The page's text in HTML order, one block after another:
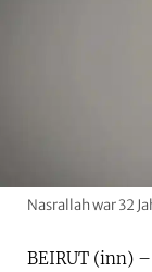
Nasrallah war 32
BEIRUT (inn)